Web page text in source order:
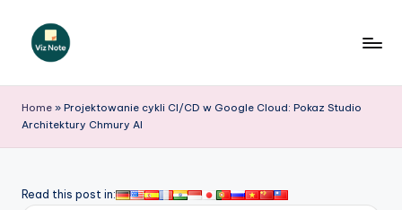
iz
N
t
Home » Projektowanie cykli CI/CD w Google Cloud: Pokaz Studio
Architektury Chmury AI
Read this post in: